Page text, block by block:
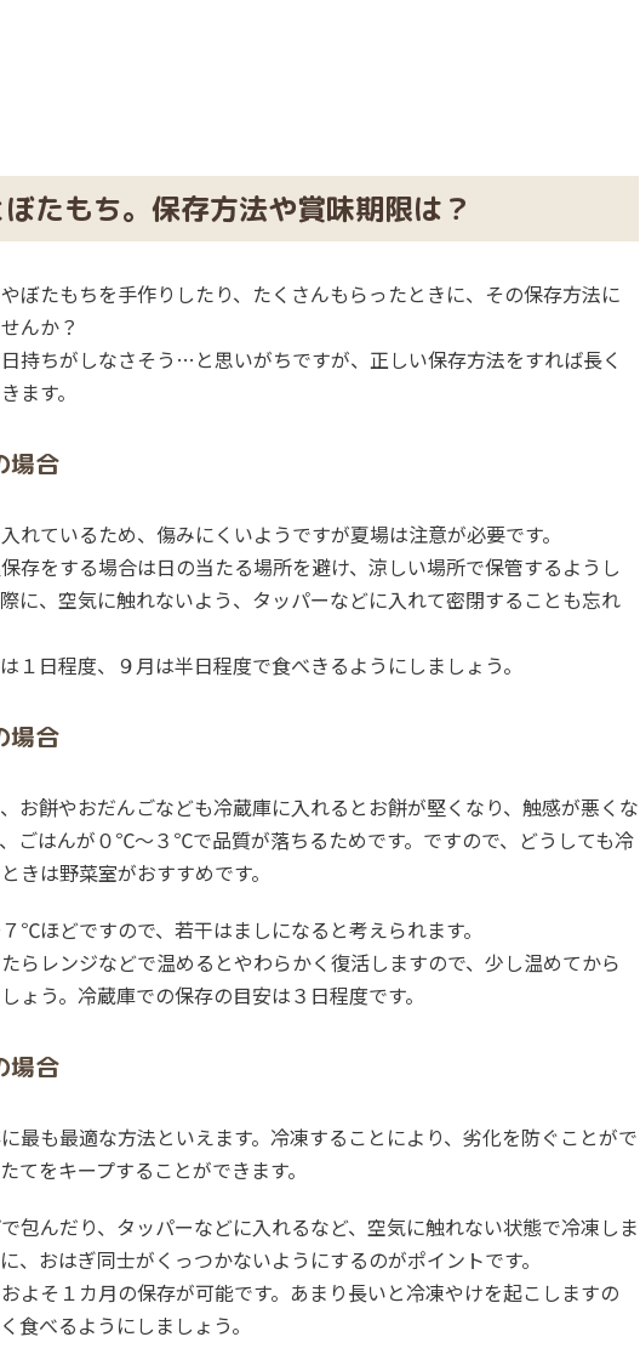
たもち。保存方法や賞味期限は？
ぼたもちを手作りしたり、たくさんもらったときに、その保存方法に
んか？
持ちがしなさそう…と思いがちですが、正しい保存方法をすれば長く
ます。
場合
れているため、傷みにくいようですが夏場は注意が必要です。
存をする場合は日の当たる場所を避け、涼しい場所で保管するようし
に、空気に触れないよう、タッパーなどに入れて密閉することも忘れ
１日程度、９月は半日程度で食べきるようにしましょう。
場合
お餅やおだんごなども冷蔵庫に入れるとお餅が堅くなり、触感が悪くな
ごはんが０℃～３℃で品質が落ちるためです。ですので、どうしても冷
きは野菜室がおすすめです。
℃ほどですので、若干はましになると考えられます。
らレンジなどで温めるとやわらかく復活しますので、少し温めてから
ょう。 冷蔵庫での保存の目安は３日程度です。
場合
最も最適な方法といえます。冷凍することにより、劣化を防ぐことがで
てをキープすることができます。
包んだり、タッパーなどに入れるなど、空気に触れない状態で冷凍しま
、おはぎ同士がくっつかないようにするのがポイントです。
よそ１カ月の保存が可能です。あまり長いと冷凍やけを起こしますの
食べるようにしましょう。